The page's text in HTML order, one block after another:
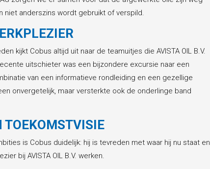
niet anderszins wordt gebruikt of verspild.
kijkt Cobus altijd uit naar de teamuitjes die AVISTA OIL B.V.
uitschieter was een bijzondere excursie naar een
van een informatieve rondleiding en een gezellige
onvergetelijk, maar versterkte ook de onderlinge band
TOEKOMSTVISIE
is Cobus duidelijk: hij is tevreden met waar hij nu staat en
bij AVISTA OIL B.V. werken.